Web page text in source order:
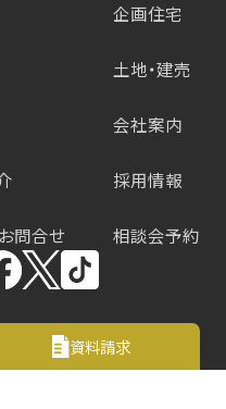
資料請求
企画住宅
土地・建売
会社案内
採用情報
問合せ 相談会予約
リシー
All Rights Reserved